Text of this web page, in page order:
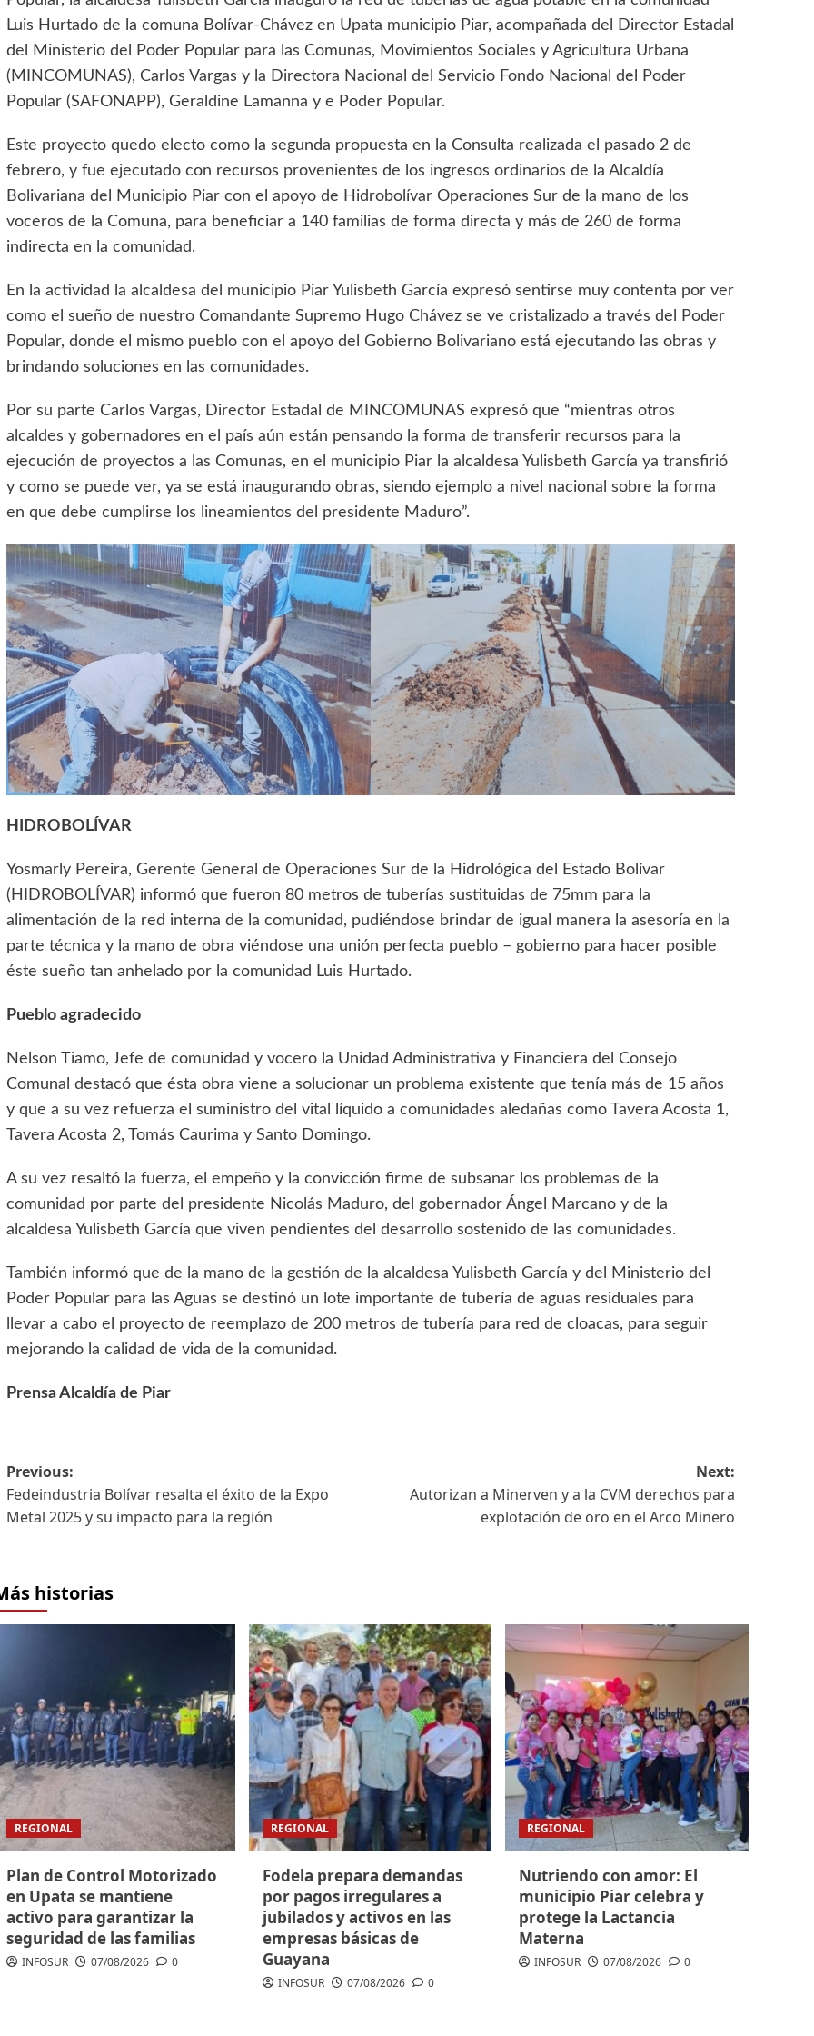
Luis Hurtado de la comuna Bolívar-Chávez en Upata municipio Piar, acompañada del Director Estadal
del Ministerio del Poder Popular para las Comunas, Movimientos Sociales y Agricultura Urbana
(MINCOMUNAS), Carlos Vargas y la Directora Nacional del Servicio Fondo Nacional del Poder
Popular (SAFONAPP), Geraldine Lamanna y e Poder Popular.
Este proyecto quedo electo como la segunda propuesta en la Consulta realizada el pasado 2 de
febrero, y fue ejecutado con recursos provenientes de los ingresos ordinarios de la Alcaldía
Bolivariana del Municipio Piar con el apoyo de Hidrobolívar Operaciones Sur de la mano de los
voceros de la Comuna, para beneficiar a 140 familias de forma directa y más de 260 de forma
indirecta en la comunidad.
En la actividad la alcaldesa del municipio Piar Yulisbeth García expresó sentirse muy contenta por ver
como el sueño de nuestro Comandante Supremo Hugo Chávez se ve cristalizado a través del Poder
Popular, donde el mismo pueblo con el apoyo del Gobierno Bolivariano está ejecutando las obras y
brindando soluciones en las comunidades.
Por su parte Carlos Vargas, Director Estadal de MINCOMUNAS expresó que “mientras otros
alcaldes y gobernadores en el país aún están pensando la forma de transferir recursos para la
ejecución de proyectos a las Comunas, en el municipio Piar la alcaldesa Yulisbeth García ya transfirió
y como se puede ver, ya se está inaugurando obras, siendo ejemplo a nivel nacional sobre la forma
en que debe cumplirse los lineamientos del presidente Maduro”.
HIDROBOLÍVAR
Yosmarly Pereira, Gerente General de Operaciones Sur de la Hidrológica del Estado Bolívar
(HIDROBOLÍVAR) informó que fueron 80 metros de tuberías sustituidas de 75mm para la
alimentación de la red interna de la comunidad, pudiéndose brindar de igual manera la asesoría en la
parte técnica y la mano de obra viéndose una unión perfecta pueblo – gobierno para hacer posible
éste sueño tan anhelado por la comunidad Luis Hurtado.
Pueblo agradecido
Nelson Tiamo, Jefe de comunidad y vocero la Unidad Administrativa y Financiera del Consejo
Comunal destacó que ésta obra viene a solucionar un problema existente que tenía más de 15 años
y que a su vez refuerza el suministro del vital líquido a comunidades aledañas como Tavera Acosta 1,
Tavera Acosta 2, Tomás Caurima y Santo Domingo.
A su vez resaltó la fuerza, el empeño y la convicción firme de subsanar los problemas de la
comunidad por parte del presidente Nicolás Maduro, del gobernador Ángel Marcano y de la
alcaldesa Yulisbeth García que viven pendientes del desarrollo sostenido de las comunidades.
También informó que de la mano de la gestión de la alcaldesa Yulisbeth García y del Ministerio del
Poder Popular para las Aguas se destinó un lote importante de tubería de aguas residuales para
llevar a cabo el proyecto de reemplazo de 200 metros de tubería para red de cloacas, para seguir
mejorando la calidad de vida de la comunidad.
Prensa Alcaldía de Piar
Previous:
Fedeindustria Bolívar resalta el éxito de la Expo
Metal 2025 y su impacto para la región
Next:
Autorizan a Minerven y a la CVM derechos para
explotación de oro en el Arco Minero
historias
REGIONAL
Plan de Control Motorizado
en Upata se mantiene
activo para garantizar la
seguridad de las familias
INFOSUR 07/08/2026 0
REGIONAL
Fodela prepara demandas
por pagos irregulares a
jubilados y activos en las
empresas básicas de
Guayana
INFOSUR 07/08/2026 0
REGIONAL
Nutriendo con amor: El
municipio Piar celebra y
protege la Lactancia
Materna
INFOSUR 07/08/2026 0